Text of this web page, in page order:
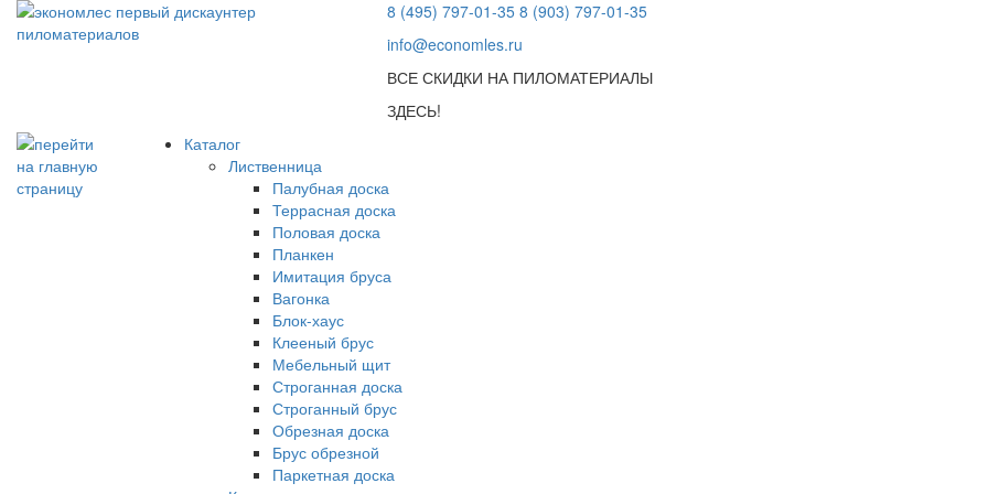
8 (495) 797-01-35 8 (903) 797-01-35
info@economles.ru
ВСЕ СКИДКИ НА ПИЛОМАТЕРИАЛЫ
ЗДЕСЬ!
Каталог
Лиственница
Палубная доска
Террасная доска
Половая доска
Планкен
Имитация бруса
Вагонка
Блок-хаус
Клееный брус
Мебельный щит
Строганная доска
Строганный брус
Обрезная доска
Брус обрезной
Паркетная доска